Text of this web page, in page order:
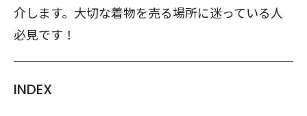
介します。大切な着物を売る場所に迷っている人
必見です！
INDEX